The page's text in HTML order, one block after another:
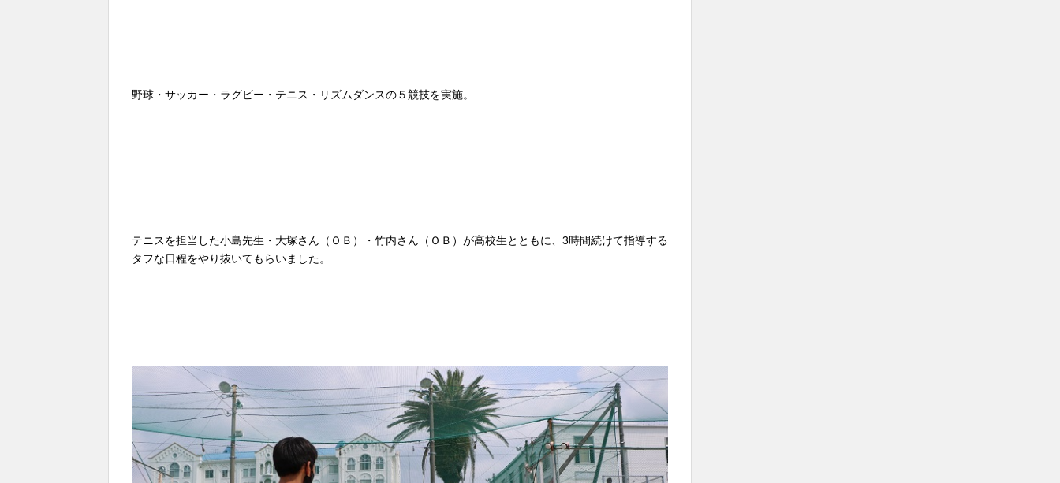
野球・サッカー・ラグビー・テニス・リズムダンスの５競技を実施。
テニスを担当した小島先生・大塚さん（ＯＢ）・竹内さん（ＯＢ）が高校生とともに、3時間続けて指導する
タフな日程をやり抜いてもらいました。